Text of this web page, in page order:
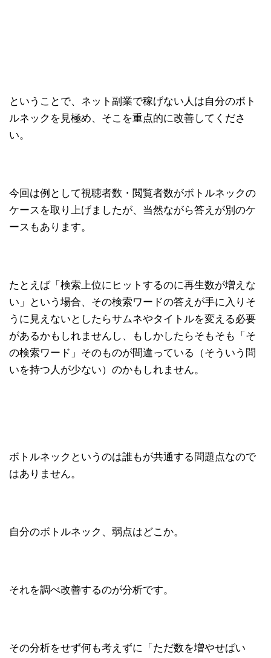
ということで、ネット副業で稼げない人は自分のボト
ルネックを見極め、そこを重点的に改善してくださ
い。
今回は例として視聴者数・閲覧者数がボトルネックの
ケースを取り上げましたが、当然ながら答えが別のケ
ースもあります。
たとえば「検索上位にヒットするのに再生数が増えな
い」という場合、その検索ワードの答えが手に入りそ
うに見えないとしたらサムネやタイトルを変える必要
があるかもしれませんし、もしかしたらそもそも「そ
の検索ワード」そのものが間違っている（そういう問
いを持つ人が少ない）のかもしれません。
ボトルネックというのは誰もが共通する問題点なので
はありません。
自分のボトルネック、弱点はどこか。
それを調べ改善するのが分析です。
その分析をせず何も考えずに「ただ数を増やせばい